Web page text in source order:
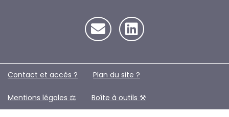
Contact et accès ? Plan du site ?️
Mentions légales ⚖️ Boîte à outils ⚒️